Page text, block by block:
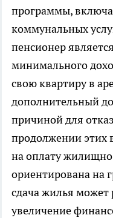
программы,
коммунальных
пенсионер
минимального
свою квартиру в
дополнительный
причиной для
продолжении этих
на оплату
ориентирована на
сдача жилья может
увеличение